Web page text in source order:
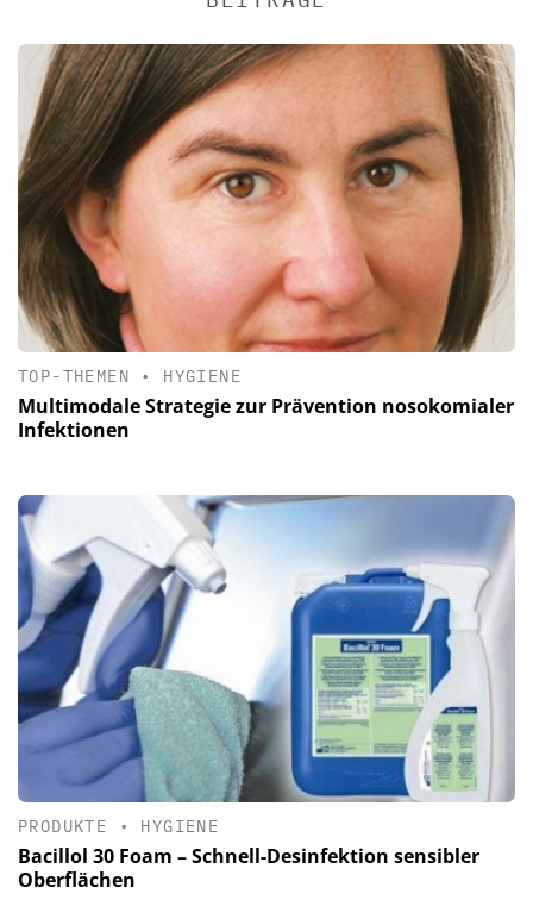
TOP-THEMEN • HYGIENE
Multimodale Strategie zur Prävention nosokomialer
Infektionen
PRODUKTE • HYGIENE
Bacillol 30 Foam – Schnell-Desinfektion sensibler
Oberflächen